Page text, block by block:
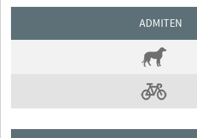
ADMITEN